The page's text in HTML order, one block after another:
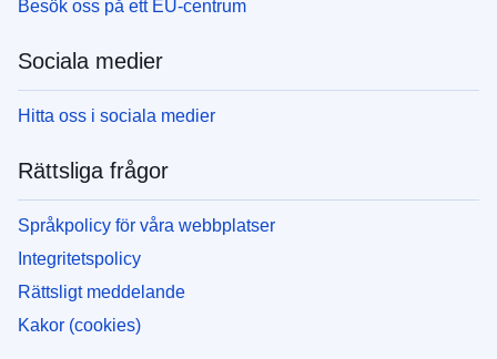
Besök oss på ett EU-centrum
Sociala medier
Hitta oss i sociala medier
Rättsliga frågor
Språkpolicy för våra webbplatser
Integritetspolicy
Rättsligt meddelande
Kakor (cookies)